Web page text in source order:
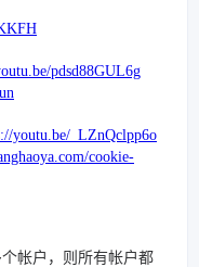
pdsd88GUL6g
youtu.be/_LZnQclpp6o
cookie-
帐户，则所有帐户都